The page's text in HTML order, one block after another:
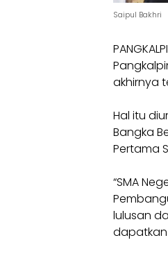
Saipul Bakhri
akhirnya
Hal itu
Bangka
Pertama
“SMA
lulusan
dapatkan